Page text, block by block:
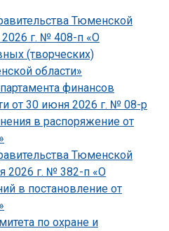
Тюменской
2026 г. № 408-п «О
(творческих)
области»
финансов
от 30 июня 2026 г. № 08-р
в распоряжение от
Тюменской
2026 г. № 382-п «О
в постановление от
по охране и